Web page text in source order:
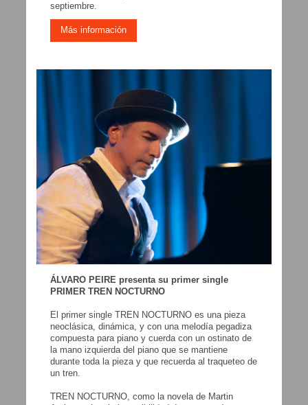
septiembre.
Más información
ÁLVARO PEIRE presenta su primer single
PRIMER TREN NOCTURNO
El primer single TREN NOCTURNO es una pieza
neoclásica, dinámica, y con una melodía pegadiza
compuesta para piano y cuerda con un ostinato de
la mano izquierda del piano que se mantiene
durante toda la pieza y que recuerda al traqueteo de
un tren.
TREN NOCTURNO, como la novela de Martin